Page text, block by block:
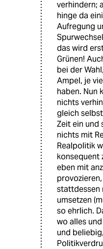
verhindern;
hinge da
Aufregung
das wird
Grünen!
bei der
Ampel, je
haben. Nun
nichts
gleich
Zeit ein und
nichts mit
Realpolitik
konsequent
eben mit
stattdessen
umsetzen
so ehrlich.
wo alles
und